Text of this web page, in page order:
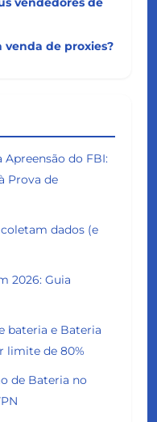
venda de proxies?
do FBI:
Prova de
dados (e
2026: Guia
bateria e Bateria
limite de 80%
de Bateria no